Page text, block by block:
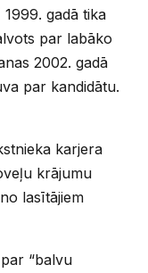
gadā tika
par labāko
2002. gadā
par kandidātu.
karjera
krājumu
lasītājiem
“balvu